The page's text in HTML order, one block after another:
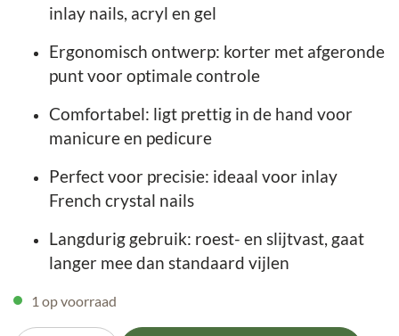
inlay nails, acryl en gel
Ergonomisch ontwerp: korter met afgeronde
punt voor optimale controle
Comfortabel: ligt prettig in de hand voor
manicure en pedicure
Perfect voor precisie: ideaal voor inlay
French crystal nails
Langdurig gebruik: roest- en slijtvast, gaat
langer mee dan standaard vijlen
1 op voorraad